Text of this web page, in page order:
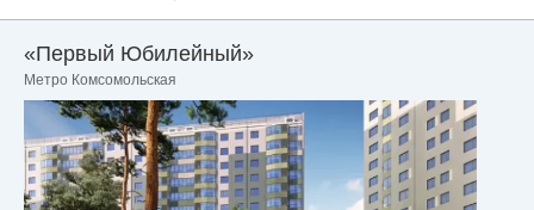
«Первый Юбилейный»
Метро Комсомольская